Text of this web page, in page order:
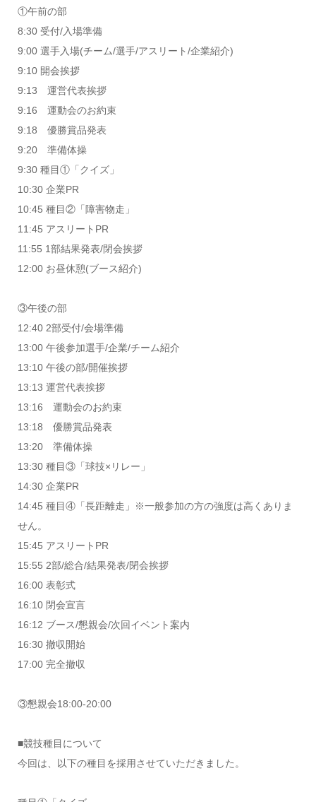
①午前の部
8:30 受付/入場準備
9:00 選手入場(チーム/選手/アスリート/企業紹介)
9:10 開会挨拶
9:13 運営代表挨拶
9:16 運動会のお約束
9:18 優勝賞品発表
9:20 準備体操
9:30 種目①「クイズ」
10:30 企業PR
10:45 種目②「障害物走」
11:45 アスリートPR
11:55 1部結果発表/閉会挨拶
12:00 お昼休憩(ブース紹介)
③午後の部
12:40 2部受付/会場準備
13:00 午後参加選手/企業/チーム紹介
13:10 午後の部/開催挨拶
13:13 運営代表挨拶
13:16 運動会のお約束
13:18 優勝賞品発表
13:20 準備体操
13:30 種目③「球技×リレー」
14:30 企業PR
14:45 種目④「長距離走」※一般参加の方の強度は高くありま
せん。
15:45 アスリートPR
15:55 2部/総合/結果発表/閉会挨拶
16:00 表彰式
16:10 閉会宣言
16:12 ブース/懇親会/次回イベント案内
16:30 撤収開始
17:00 完全撤収
③懇親会18:00-20:00
■競技種目について
今回は、以下の種目を採用させていただきました。